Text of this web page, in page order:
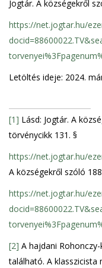
Jogtár. A községekről
https://net.jogtar.hu/
Letöltés ideje: 2024.
[1] Lásd: Jogtár. A
törvénycikk 131. §
https://net.jogtar.hu/
A községekről szóló
https://net.jogtar.hu/
[2] A hajdani
található. A klasszicista